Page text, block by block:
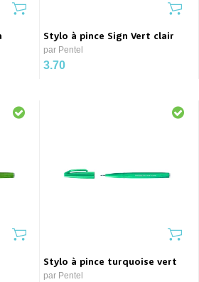
Stylo à pince Sign Vert clair
par Pentel
3.70
Stylo à pince turquoise vert
par Pentel